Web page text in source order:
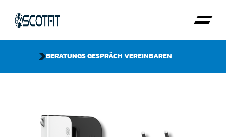
BERATUNGS GESPRÄCH VEREINBAREN